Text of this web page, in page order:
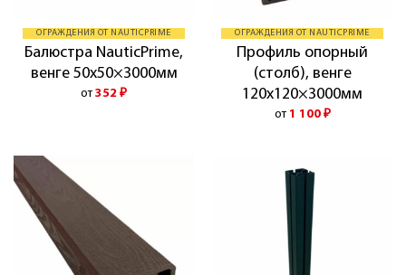
ОГРАЖДЕНИЯ ОТ NAUTICPRIME
Балюстра NauticPrime,
венге 50х50×3000мм
от 352 ₽
ОГРАЖДЕНИЯ ОТ NAUTICPRIME
Профиль опорный
(столб), венге
120х120×3000мм
от 1 100 ₽